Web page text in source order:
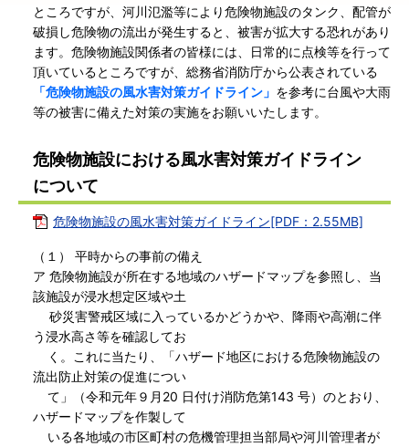
ところですが、河川氾濫等により危険物施設のタンク、配管が
破損し危険物の流出が発生すると、被害が拡大する恐れがあり
ます。危険物施設関係者の皆様には、日常的に点検等を行って
頂いているところですが、総務省消防庁から公表されている
「危険物施設の風水害対策ガイドライン」 を参考に台風や大雨
等の被害に備えた対策の実施をお願いいたします。
危険物施設における風水害対策ガイドライン
について
危険物施設の風水害対策ガイドライン[PDF：2.55MB]
（１） 平時からの事前の備え
ア 危険物施設が所在する地域のハザードマップを参照し、当
該施設が浸水想定区域や土
砂災害警戒区域に入っているかどうかや、降雨や高潮に伴
う浸水高さ等を確認してお
く。これに当たり、「ハザード地区における危険物施設の
流出防止対策の促進につい
て」（令和元年９月20 日付け消防危第143 号）のとおり、
ハザードマップを作製して
いる各地域の市区町村の危機管理担当部局や河川管理者が